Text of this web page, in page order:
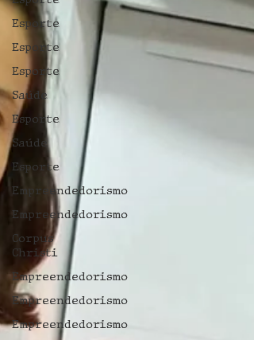
Esporte
Esporte
Esporte
Saúde
Esporte
Saúde
Esporte
Empreendedorismo
Empreendedorismo
Corpus
Christi
Empreendedorismo
Empreendedorismo
Empreendedorismo